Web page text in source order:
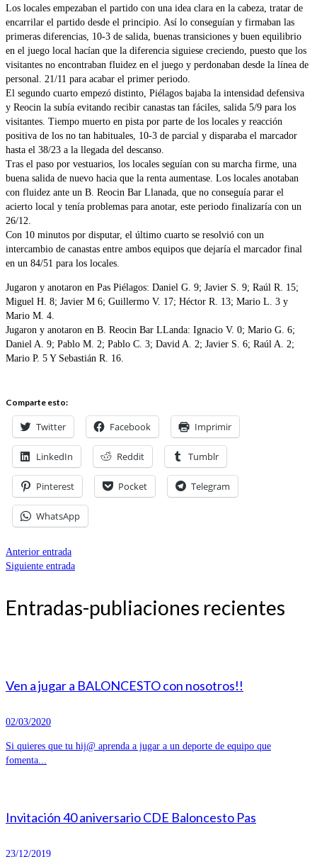
Los locales empezaban el partido con una idea clara en la cabeza, tratar de
encarrilar el partido desde el principio. Así lo conseguían y firmaban las
primeras diferencias, 10-3 de salida, buenas transiciones y buen equilibrio
en el juego local hacían que la diferencia siguiese creciendo, puesto que los
visitantes no encontraban fluidez en el juego y perdonaban desde la línea de
personal. 21/11 para acabar el primer periodo.
El segundo cuarto empezó distinto, Piélagos bajaba la intensidad defensiva
y Reocin la subía evitando recibir canastas tan fáciles, salida 5/9 para los
visitantes. Tiempo muerto en pista por parte de los locales y reacción
positiva de los no tan habituales, 10-3 de parcial y disparaba el marcador
hasta el 38/23 a la llegada del descanso.
Tras el paso por vestuarios, los locales seguían con su marcha firme, una
buena salida de nuevo hacia que la renta aumentase. Los locales anotaban
con fluidez ante un B. Reocin Bar Llanada, que no conseguía parar el
acierto local y tenía problemas para anotar, este periodo finalizaría con un
26/12.
Con 10 minutos por disputar, el último cuarto se resolvió con un
intercambio de canastas entre ambos equipos que dejaría el marcador final
en un 84/51 para los locales.
Jugaron y anotaron en Pas Piélagos: Daniel G. 9; Javier S. 9; Raúl R. 15;
Miguel H. 8; Javier M 6; Guillermo V. 17; Héctor R. 13; Mario L. 3 y
Mario M. 4.
Jugaron y anotaron en B. Reocin Bar LLanda: Ignacio V. 0; Mario G. 6;
Daniel A. 9; Pablo M. 2; Pablo C. 3; David A. 2; Javier S. 6; Raúl A. 2;
Mario P. 5 Y Sebastián R. 16.
Comparte esto:
Twitter Facebook Imprimir
LinkedIn Reddit Tumblr
Pinterest Pocket Telegram
WhatsApp
Anterior entrada
Siguiente entrada
Entradas-publiaciones recientes
Ven a jugar a BALONCESTO con nosotros!!
02/03/2020
Si quieres que tu hij@ aprenda a jugar a un deporte de equipo que
fomenta...
Invitación 40 aniversario CDE Baloncesto Pas
23/12/2019